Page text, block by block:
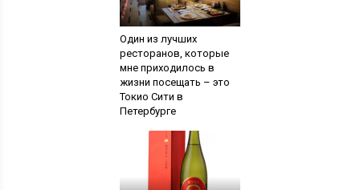
Один из лучших
ресторанов, которые
мне приходилось в
жизни посещать – это
Токио Сити в
Петербурге